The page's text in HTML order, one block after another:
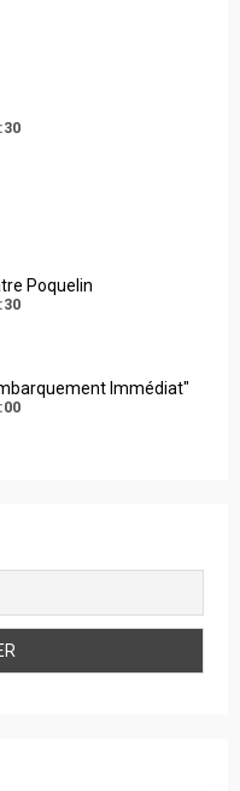
Poquelin
Immédiat"